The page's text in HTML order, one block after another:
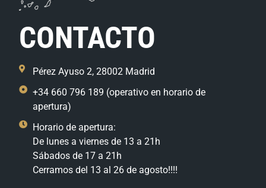
CONTACTO
Pérez Ayuso 2, 28002 Madrid
+34 660 796 189 (operativo en horario de
apertura)
Horario de apertura:
De lunes a viernes de 13 a 21h
Sábados de 17 a 21h
Cerramos del 13 al 26 de agosto!!!!